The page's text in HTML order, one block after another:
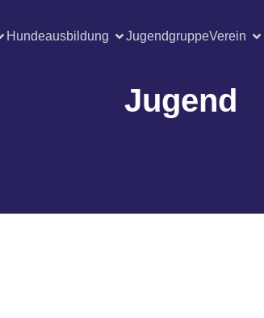
Hundeausbildung JugendgruppeVerein
Jugend